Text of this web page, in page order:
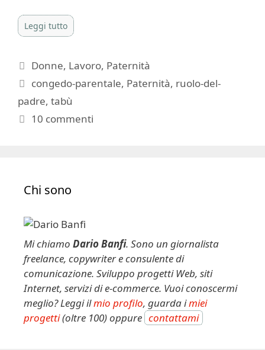
Leggi tutto
Categorie
Donne, Lavoro, Paternità
Tag
congedo-parentale, Paternità, ruolo-del-
padre, tabù
10 commenti
Chi sono
Mi chiamo Dario Banfi. Sono un giornalista
freelance, copywriter e consulente di
comunicazione. Sviluppo progetti Web, siti
Internet, servizi di e-commerce. Vuoi conoscermi
meglio? Leggi ilmio profilo, guarda imiei
progetti(oltre 100) oppure contattami